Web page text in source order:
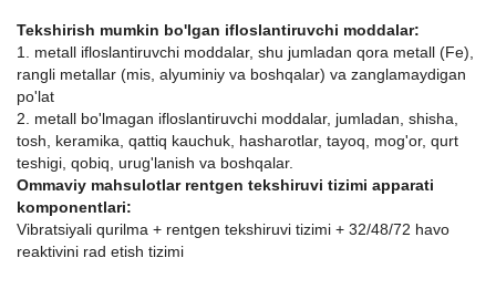
Tekshirish mumkin bo'lgan ifloslantiruvchi moddalar:
1. metall ifloslantiruvchi moddalar, shu jumladan qora metall (Fe),
rangli metallar (mis, alyuminiy va boshqalar) va zanglamaydigan
po'lat
2. metall bo'lmagan ifloslantiruvchi moddalar, jumladan, shisha,
tosh, keramika, qattiq kauchuk, hasharotlar, tayoq, mog'or, qurt
teshigi, qobiq, urug'lanish va boshqalar.
Ommaviy mahsulotlar rentgen tekshiruvi tizimi apparati
komponentlari:
Vibratsiyali qurilma + rentgen tekshiruvi tizimi + 32/48/72 havo
reaktivini rad etish tizimi